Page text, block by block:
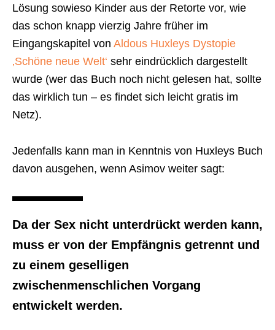
Lösung sowieso Kinder aus der Retorte vor, wie
das schon knapp vierzig Jahre früher im
Eingangskapitel von Aldous Huxleys Dystopie
‚Schöne neue Welt‘ sehr eindrücklich dargestellt
wurde (wer das Buch noch nicht gelesen hat, sollte
das wirklich tun – es findet sich leicht gratis im
Netz).
Jedenfalls kann man in Kenntnis von Huxleys Buch
davon ausgehen, wenn Asimov weiter sagt:
Da der Sex nicht unterdrückt werden kann,
muss er von der Empfängnis getrennt und
zu einem geselligen
zwischenmenschlichen Vorgang
entwickelt werden.